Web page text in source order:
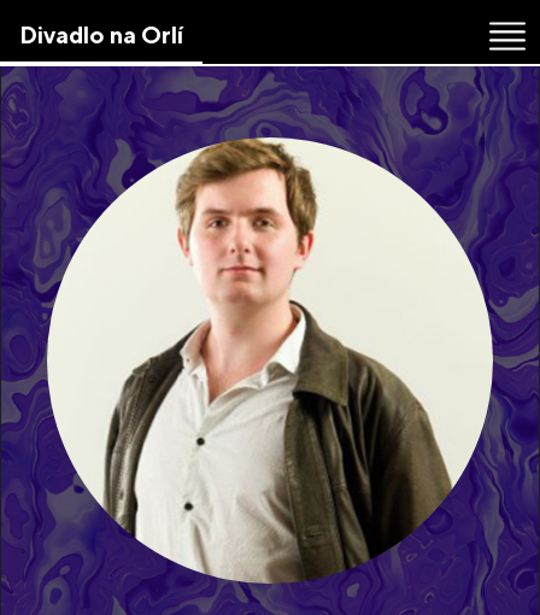
the
content
↷
Divadlo na Orlí